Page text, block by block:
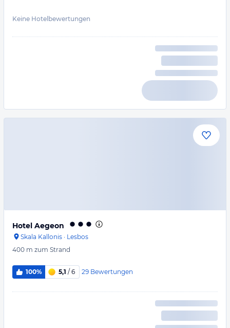
Keine Hotelbewertungen
Hotel Aegeon
Skala Kallonis · Lesbos
400 m zum Strand
100% 5,1 / 6 29 Bewertungen